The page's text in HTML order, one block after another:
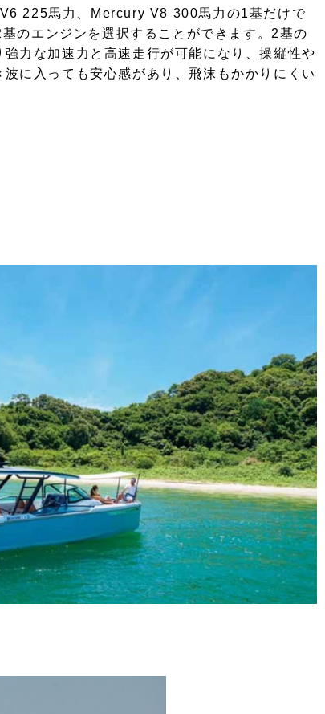
225馬力、Mercury V8 300馬力の1基だけで
のエンジンを選択することができます。2基の
力な加速力と高速走行が可能になり、操縦性や
に入っても安心感があり、飛沫もかかりにくい